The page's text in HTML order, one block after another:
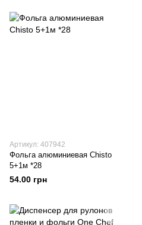
Артикул: 407942
Фольга алюминиевая Chisto
5+1м *28
54.00 грн